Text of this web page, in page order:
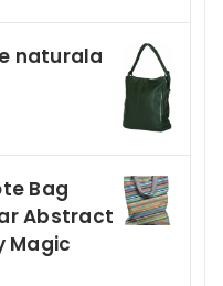
naturala
Bag
Abstract
Magic